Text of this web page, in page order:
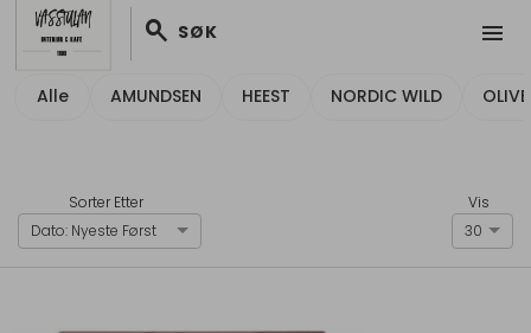
search SØK menu
Alle AMUNDSEN HEEST NORDIC WILD
Sorter Etter
Dato: Nyeste Først
Vis
30